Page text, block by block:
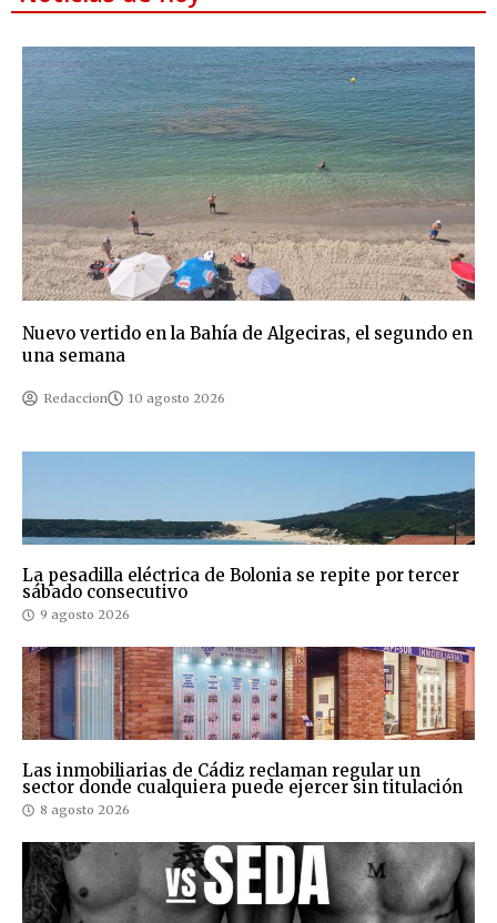
Nuevo vertido en la Bahía de Algeciras, el segundo en
una semana
Redaccion 10 agosto 2026
La pesadilla eléctrica de Bolonia se repite por tercer
sábado consecutivo
9 agosto 2026
Las inmobiliarias de Cádiz reclaman regular un
sector donde cualquiera puede ejercer sin titulación
8 agosto 2026